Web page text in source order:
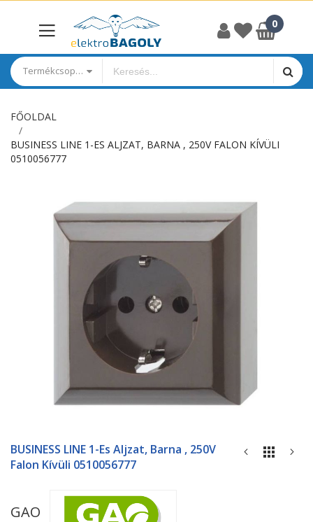
Termékcsoportok
FŐOLDAL
BUSINESS LINE 1-ES ALJZAT, BARNA , 250V FALON KÍVÜLI
0510056777
képgaléria
a
képgaléria
BUSINESS LINE 1-Es Aljzat, Barna , 250V
Falon Kívüli 0510056777
GAO